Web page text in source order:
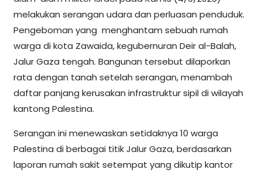
melakukan serangan udara dan perluasan penduduk.
Pengeboman yang menghantam sebuah rumah
warga di kota Zawaida, kegubernuran Deir al-Balah,
Jalur Gaza tengah. Bangunan tersebut dilaporkan
rata dengan tanah setelah serangan, menambah
daftar panjang kerusakan infrastruktur sipil di wilayah
kantong Palestina.
Serangan ini menewaskan setidaknya 10 warga
Palestina di berbagai titik Jalur Gaza, berdasarkan
laporan rumah sakit setempat yang dikutip kantor